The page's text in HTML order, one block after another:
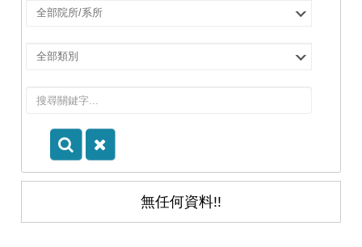
選
所/
所
選
別
無任何資料!!